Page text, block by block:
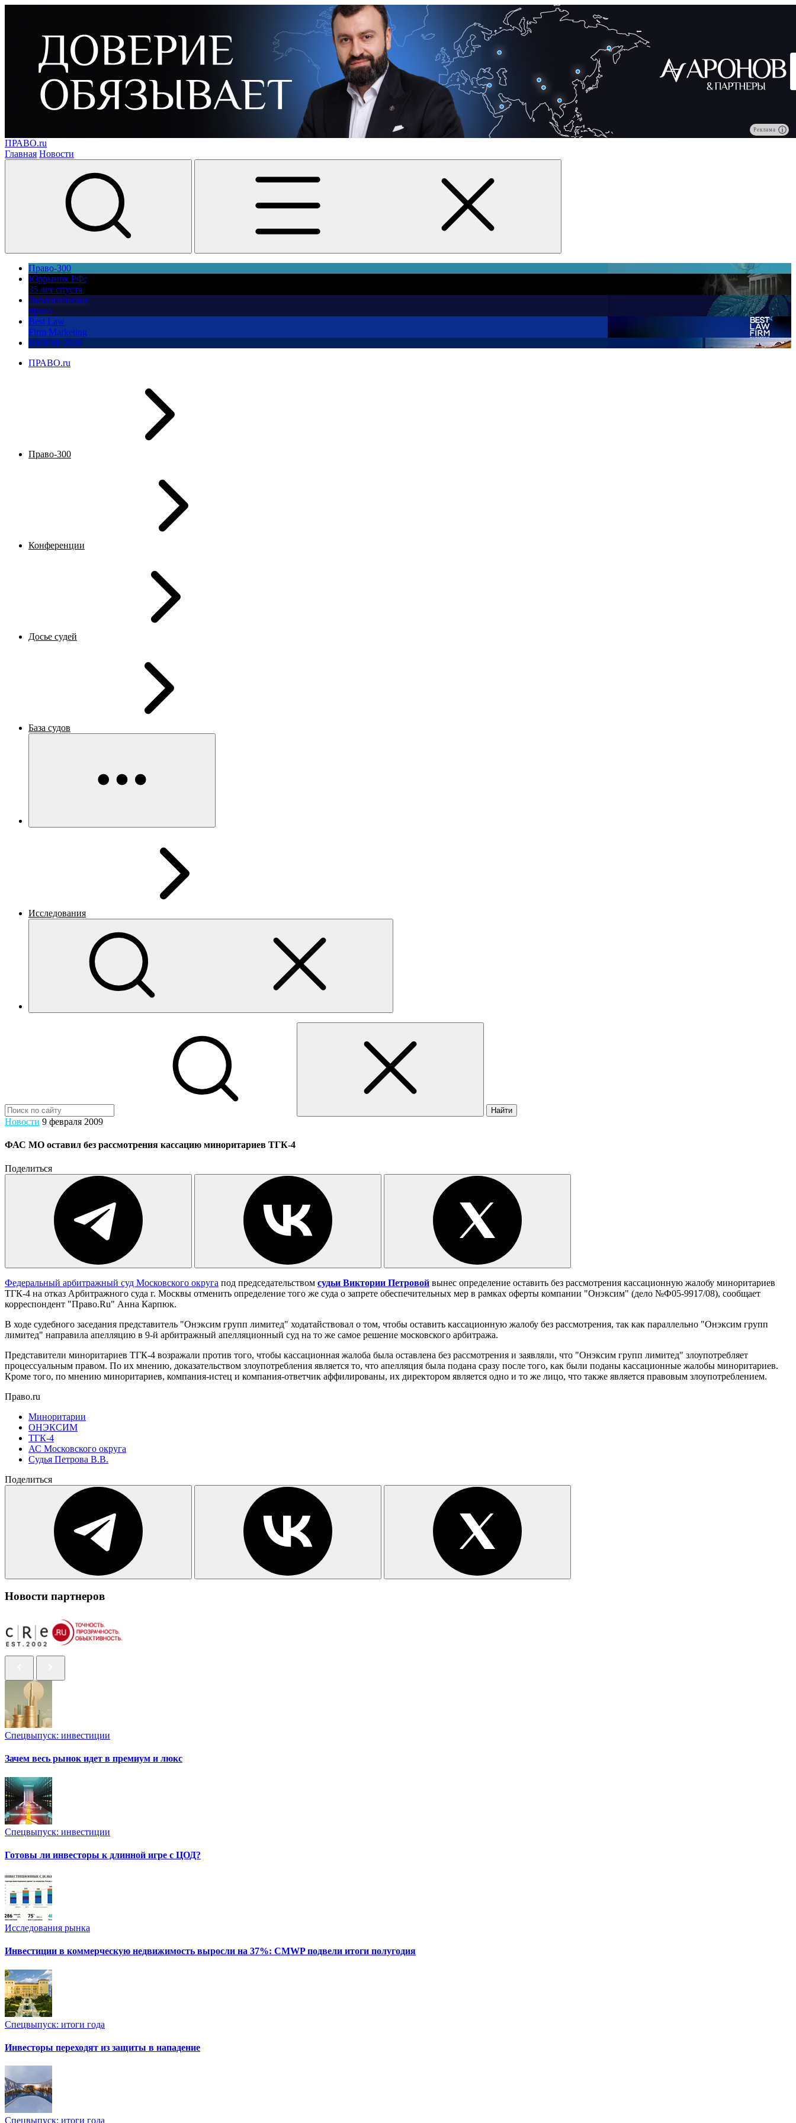
Реклама
ПРАВО.ru
Главная Новости
Право-300
Юррынок РФ:
35 лет спустя
Экологическое
право
Best Law
Firm Marketing
ПМЮФ 2026
ПРАВО.ru
Право-300
Конференции
Досье судей
База судов
Исследования
Найти
Новости 9 февраля 2009
ФАС МО оставил без рассмотрения кассацию миноритариев ТГК-4
Поделиться
Федеральный арбитражный суд Московского округа под председательством судьи Виктории Петровой вынес определение оставить без рассмотрения кассационную жалобу миноритариев
ТГК-4 на отказ Арбитражного суда г. Москвы отменить определение того же суда о запрете обеспечительных мер в рамках оферты компании "Онэксим" (дело №Ф05-9917/08), сообщает
корреспондент "Право.Ru" Анна Карпюк.
В ходе судебного заседания представитель "Онэксим групп лимитед" ходатайствовал о том, чтобы оставить кассационную жалобу без рассмотрения, так как параллельно "Онэксим групп
лимитед" направила апелляцию в 9-й арбитражный апелляционный суд на то же самое решение московского арбитража.
Представители миноритариев ТГК-4 возражали против того, чтобы кассационная жалоба была оставлена без рассмотрения и заявляли, что "Онэксим групп лимитед" злоупотребляет
процессуальным правом. По их мнению, доказательством злоупотребления является то, что апелляция была подана сразу после того, как были поданы кассационные жалобы миноритариев.
Кроме того, по мнению миноритариев, компания-истец и компания-ответчик аффилированы, их директором является одно и то же лицо, что также является правовым злоупотреблением.
Право.ru
Миноритарии
ОНЭКСИМ
ТГК-4
АС Московского округа
Судья Петрова В.В.
Поделиться
Новости партнеров
Спецвыпуск: инвестиции
Зачем весь рынок идет в премиум и люкс
Спецвыпуск: инвестиции
Готовы ли инвесторы к длинной игре с ЦОД?
Исследования рынка
Инвестиции в коммерческую недвижимость выросли на 37%: CMWP подвели итоги полугодия
Спецвыпуск: итоги года
Инвесторы переходят из защиты в нападение
Спецвыпуск: итоги года